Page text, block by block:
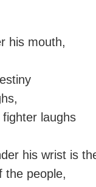
his mouth,
laughs
his wrist is
the people,